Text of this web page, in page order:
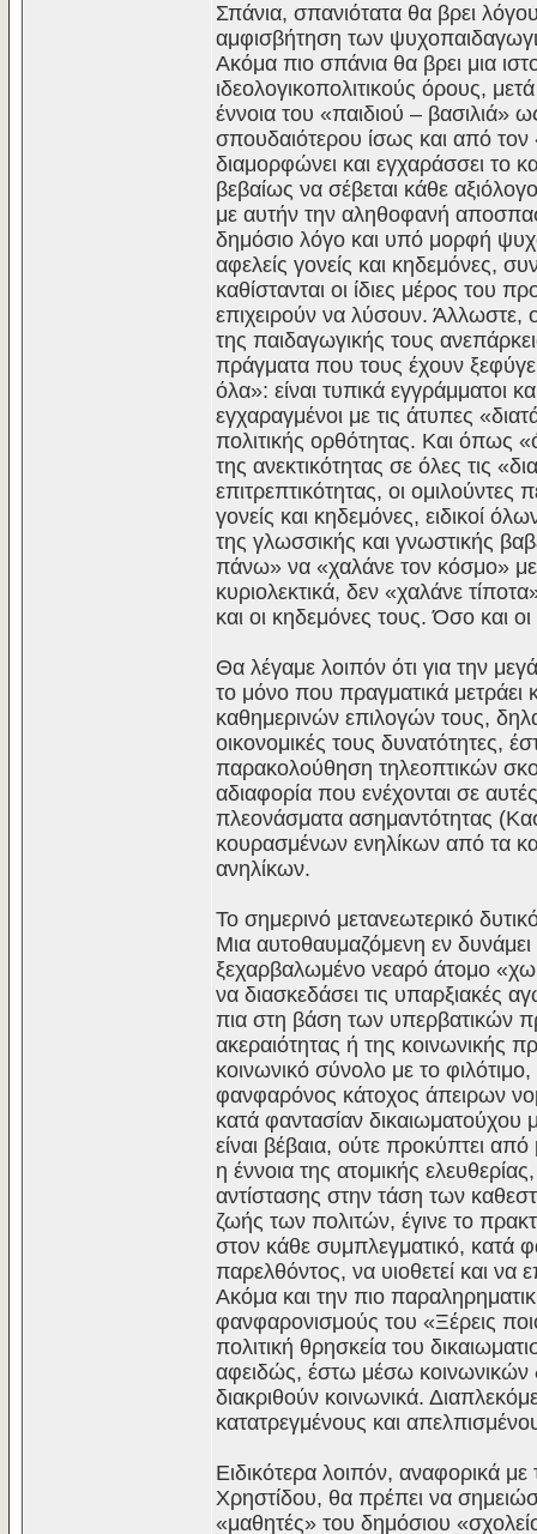
Σπάνια, σπανιότατα θα βρει
αμφισβήτηση των
Ακόμα πιο σπάνια θα βρει μια
ιδεολογικοπολιτικούς όρους,
έννοια του «παιδιού – βασιλιά»
σπουδαιότερου ίσως και από τον
διαμορφώνει και εγχαράσσει το
βεβαίως να σέβεται κάθε
με αυτήν την αληθοφανή
δημόσιο λόγο και υπό μορφή
αφελείς γονείς και κηδεμόνες,
καθίστανται οι ίδιες μέρος του
επιχειρούν να λύσουν. Άλλωστε,
της παιδαγωγικής τους
πράγματα που τους έχουν
όλα»: είναι τυπικά εγγράμματοι
εγχαραγμένοι με τις άτυπες
πολιτικής ορθότητας. Και όπως
της ανεκτικότητας σε όλες τις
επιτρεπτικότητας, οι ομιλούντες
γονείς και κηδεμόνες, ειδικοί
της γλωσσικής και γνωστικής
πάνω» να «χαλάνε τον κόσμο» με
κυριολεκτικά, δεν «χαλάνε
και οι κηδεμόνες τους. Όσο και
Θα λέγαμε λοιπόν ότι για την
το μόνο που πραγματικά μετράει
καθημερινών επιλογών τους,
οικονομικές τους δυνατότητες,
παρακολούθηση τηλεοπτικών
αδιαφορία που ενέχονται σε
πλεονάσματα ασημαντότητας
κουρασμένων ενηλίκων από τα
ανηλίκων.
Το σημερινό μετανεωτερικό
Μια αυτοθαυμαζόμενη εν
ξεχαρβαλωμένο νεαρό άτομο
να διασκεδάσει τις υπαρξιακές
πια στη βάση των υπερβατικών
ακεραιότητας ή της κοινωνικής
κοινωνικό σύνολο με το
φανφαρόνος κάτοχος άπειρων
κατά φαντασίαν
είναι βέβαια, ούτε προκύπτει
η έννοια της ατομικής
αντίστασης στην τάση των
ζωής των πολιτών, έγινε το
στον κάθε συμπλεγματικό, κατά
παρελθόντος, να υιοθετεί και
Ακόμα και την πιο
φανφαρονισμούς του «Ξέρεις
πολιτική θρησκεία του
αφειδώς, έστω μέσω κοινωνικών
διακριθούν κοινωνικά.
κατατρεγμένους και
Ειδικότερα λοιπόν, αναφορικά
Χρηστίδου, θα πρέπει να
«μαθητές» του δημόσιου